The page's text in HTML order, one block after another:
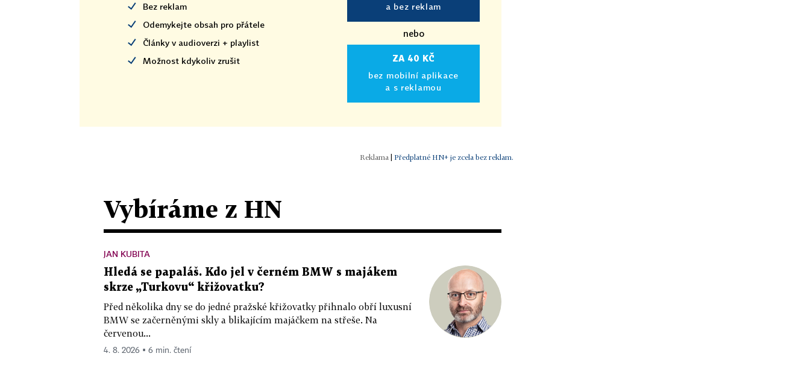
Bez reklam
Odemykejte obsah pro přátele
Články v audioverzi + playlist
Možnost kdykoliv zrušit
a bez reklam
nebo
ZA 40 KČ
bez mobilní aplikace
a s reklamou
| Předplatné HN+ je zcela bez reklam.
Vybíráme z HN
JAN KUBITA
Hledá se papaláš. Kdo jel v černém BMW s majákem
skrze „Turkovu“ křižovatku?
Před několika dny se do jedné pražské křižovatky přihnalo obří luxusní
BMW se začerněnými skly a blikajícím majáčkem na střeše. Na
červenou...
4. 8. 2026 ▪ 6 min. čtení